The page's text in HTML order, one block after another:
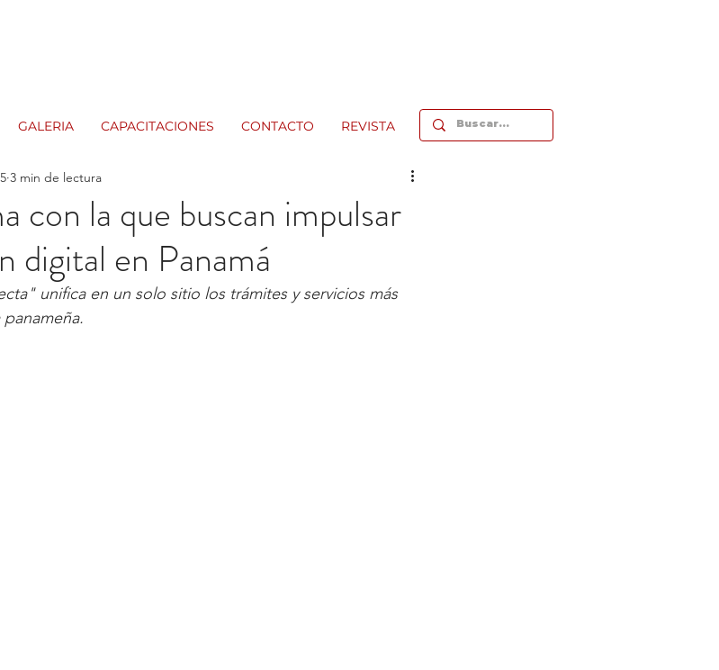
GALERIA CAPACITACIONES CONTACTO REVISTA
con la que buscan impulsar
digital en Panamá
3 min de lectura
unifica en un solo sitio los trámites y servicios más